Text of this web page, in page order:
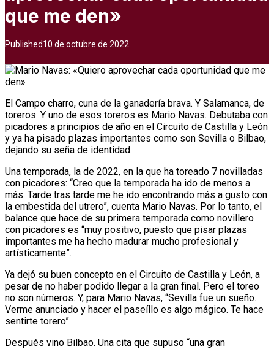
que me den»
Published10 de octubre de 2022
El Campo charro, cuna de la ganadería brava. Y Salamanca, de
toreros. Y uno de esos toreros es Mario Navas. Debutaba con
picadores a principios de año en el Circuito de Castilla y León
y ya ha pisado plazas importantes como son Sevilla o Bilbao,
dejando su seña de identidad.
Una temporada, la de 2022, en la que ha toreado 7 novilladas
con picadores: “Creo que la temporada ha ido de menos a
más. Tarde tras tarde me he ido encontrando más a gusto con
la embestida del utrero”, cuenta Mario Navas. Por lo tanto, el
balance que hace de su primera temporada como novillero
con picadores es “muy positivo, puesto que pisar plazas
importantes me ha hecho madurar mucho profesional y
artísticamente”.
Ya dejó su buen concepto en el Circuito de Castilla y León, a
pesar de no haber podido llegar a la gran final. Pero el toreo
no son números. Y, para Mario Navas, “Sevilla fue un sueño.
Verme anunciado y hacer el paseíllo es algo mágico. Te hace
sentirte torero”.
Después vino Bilbao. Una cita que supuso “una gran